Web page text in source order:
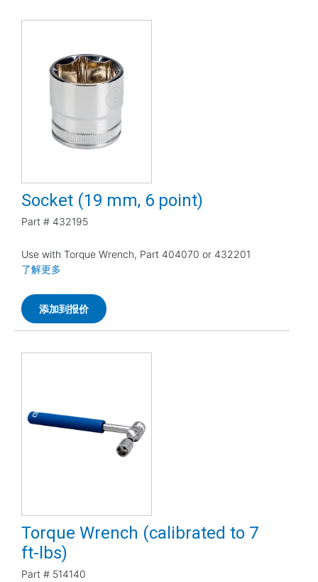
Socket (19 mm, 6 point)
Part # 432195
Use with Torque Wrench, Part 404070 or 432201
了解更多
添加到报价
Torque Wrench (calibrated to 7
ft-lbs)
Part # 514140